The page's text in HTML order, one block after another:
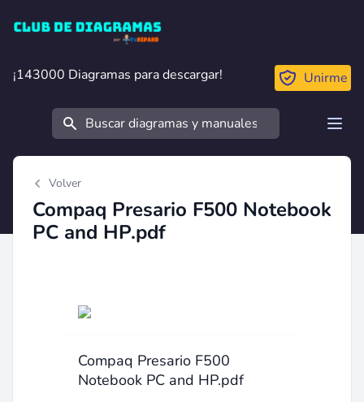
Club de Diagramas
¡143000 Diagramas para descargar!
¡143000 Diagramas para descargar! Unirme
Buscar
Volver
Compaq Presario F500 Notebook
PC and HP.pdf
Compaq Presario F500
Notebook PC and HP.pdf